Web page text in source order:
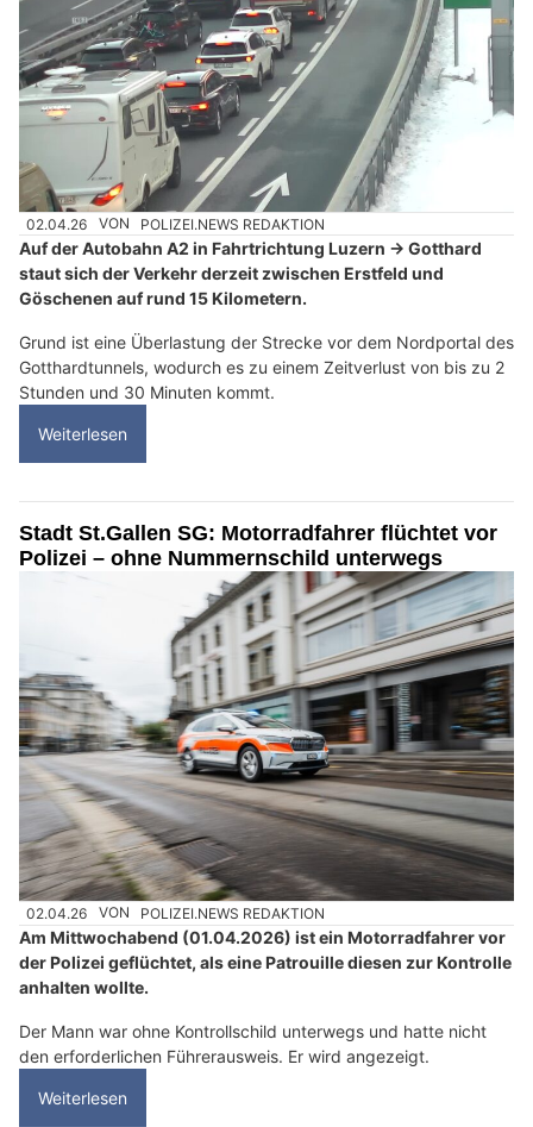
02.04.26 VON POLIZEI.NEWS REDAKTION
Auf der Autobahn A2 in Fahrtrichtung Luzern → Gotthard
staut sich der Verkehr derzeit zwischen Erstfeld und
Göschenen auf rund 15 Kilometern.
Grund ist eine Überlastung der Strecke vor dem Nordportal des
Gotthardtunnels, wodurch es zu einem Zeitverlust von bis zu 2
Stunden und 30 Minuten kommt.
Weiterlesen
Stadt St.Gallen SG: Motorradfahrer flüchtet vor
Polizei – ohne Nummernschild unterwegs
02.04.26 VON POLIZEI.NEWS REDAKTION
Am Mittwochabend (01.04.2026) ist ein Motorradfahrer vor
der Polizei geflüchtet, als eine Patrouille diesen zur Kontrolle
anhalten wollte.
Der Mann war ohne Kontrollschild unterwegs und hatte nicht
den erforderlichen Führerausweis. Er wird angezeigt.
Weiterlesen